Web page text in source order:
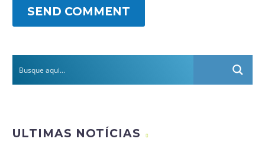
SEND COMMENT
ULTIMAS NOTÍCIAS